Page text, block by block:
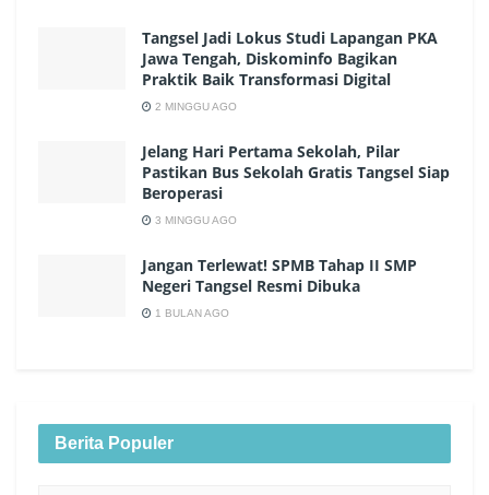
Tangsel Jadi Lokus Studi Lapangan PKA
Jawa Tengah, Diskominfo Bagikan
Praktik Baik Transformasi Digital
2 MINGGU AGO
Jelang Hari Pertama Sekolah, Pilar
Pastikan Bus Sekolah Gratis Tangsel Siap
Beroperasi
3 MINGGU AGO
Jangan Terlewat! SPMB Tahap II SMP
Negeri Tangsel Resmi Dibuka
1 BULAN AGO
Berita Populer